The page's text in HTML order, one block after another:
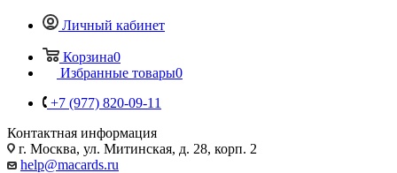
Личный кабинет
Корзина0
Избранные товары0
+7 (977) 820-09-11
Контактная информация
г. Москва, ул. Митинская, д. 28, корп. 2
help@macards.ru